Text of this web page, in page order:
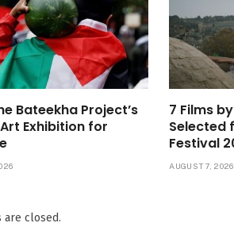
Bateekha Project’s
Exhibition for
7 Films
Selected
Festival
AUGUST 7, 2026
are closed.